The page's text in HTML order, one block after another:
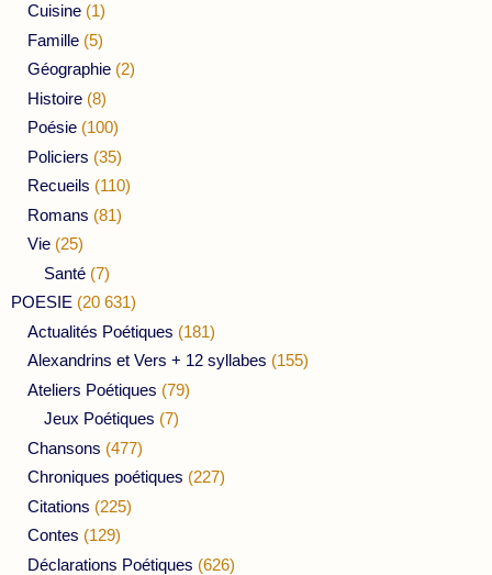
Cuisine (1)
Famille (5)
Géographie (2)
Histoire (8)
Poésie (100)
Policiers (35)
Recueils (110)
Romans (81)
Vie (25)
Santé (7)
POESIE (20 631)
Actualités Poétiques (181)
Alexandrins et Vers + 12 syllabes (155)
Ateliers Poétiques (79)
Jeux Poétiques (7)
Chansons (477)
Chroniques poétiques (227)
Citations (225)
Contes (129)
Déclarations Poétiques (626)